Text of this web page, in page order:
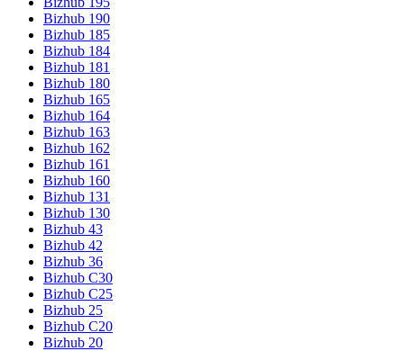
Bizhub 190
Bizhub 185
Bizhub 184
Bizhub 181
Bizhub 180
Bizhub 165
Bizhub 164
Bizhub 163
Bizhub 162
Bizhub 161
Bizhub 160
Bizhub 131
Bizhub 130
Bizhub 43
Bizhub 42
Bizhub 36
Bizhub C30
Bizhub C25
Bizhub 25
Bizhub C20
Bizhub 20